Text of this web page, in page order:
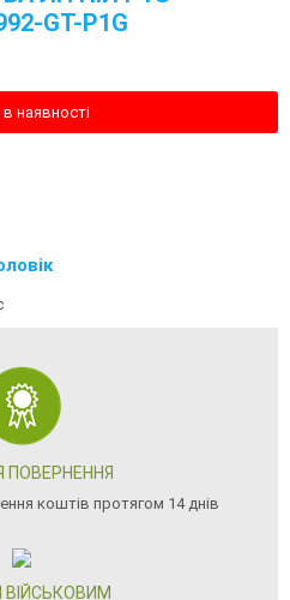
GT-P1G
наявності
ПОВЕРНЕННЯ
коштів протягом 14 днів